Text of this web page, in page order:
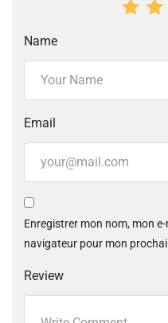
Name
Email
Enregistrer mon nom, mon
navigateur pour mon
Review